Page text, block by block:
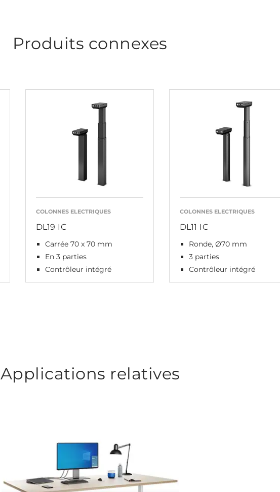
Produits connexes
COLONNES ELECTRIQUES
DL19 IC
Carrée 70 x 70 mm
En 3 parties
Contrôleur intégré
COLONNES ELECTRIQUES
DL11 IC
Ronde, Ø70 mm
3 parties
Contrôleur intégré
Applications relatives